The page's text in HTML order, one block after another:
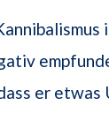
er etwas